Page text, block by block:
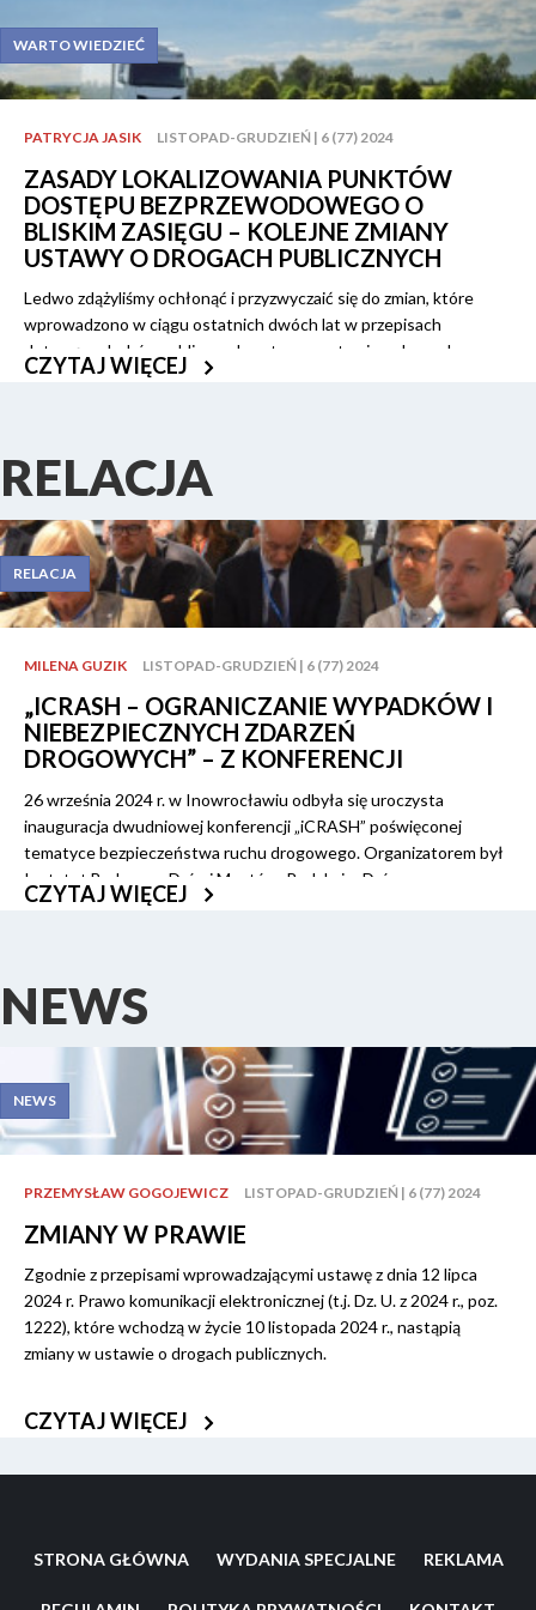
WARTO WIEDZIEĆ
PATRYCJA JASIK LISTOPAD-GRUDZIEŃ | 6 (77) 2024
ZASADY LOKALIZOWANIA PUNKTÓW
DOSTĘPU BEZPRZEWODOWEGO O
BLISKIM ZASIĘGU – KOLEJNE ZMIANY
USTAWY O DROGACH PUBLICZNYCH
Ledwo zdążyliśmy ochłonąć i przyzwyczaić się do zmian, które
wprowadzono w ciągu ostatnich dwóch lat w przepisach
dotyczących dróg publicznych, w tym w ustawie o drogach
publicznych [1] oraz w przepisach wykonawczych [2], a już
CZYTAJ WIĘCEJ
RELACJA
RELACJA
MILENA GUZIK LISTOPAD-GRUDZIEŃ | 6 (77) 2024
„ICRASH – OGRANICZANIE WYPADKÓW I
NIEBEZPIECZNYCH ZDARZEŃ
DROGOWYCH” – Z KONFERENCJI
26 września 2024 r. w Inowrocławiu odbyła się uroczysta
inauguracja dwudniowej konferencji „iCRASH” poświęconej
tematyce bezpieczeństwa ruchu drogowego. Organizatorem był
Instytut Badawczy Dróg i Mostów. Redakcja „Dróg
Samorządowych” objęła wydarzenie patronatem medialnym, a
CZYTAJ WIĘCEJ
NEWS
NEWS
PRZEMYSŁAW GOGOJEWICZ LISTOPAD-GRUDZIEŃ | 6 (77) 2024
ZMIANY W PRAWIE
Zgodnie z przepisami wprowadzającymi ustawę z dnia 12 lipca
2024 r. Prawo komunikacji elektronicznej (t.j. Dz. U. z 2024 r., poz.
1222), które wchodzą w życie 10 listopada 2024 r., nastąpią
zmiany w ustawie o drogach publicznych.
CZYTAJ WIĘCEJ
STRONA GŁÓWNA WYDANIA SPECJALNE REKLAMA